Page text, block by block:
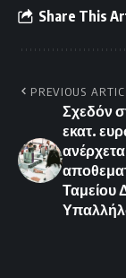
Share This
PREVIOUS
Σχεδόν
εκατ.
Ταμείου